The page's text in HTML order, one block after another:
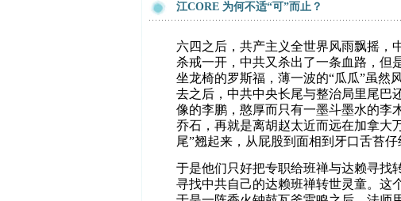
江CORE 为何不适“可”而止？
六四之后，共产主义全世界风雨飘摇，
杀戒一开，中共又杀出了一条血路，但
坐龙椅的罗斯福，薄一波的“瓜瓜”虽然
去之后，中共中央长尾与整治局里尾巴
像的李鹏，憨厚而只有一墨斗墨水的李
乔石，再就是离胡赵太近而远在加拿大
尾”翘起来，从屁股到面相到牙口舌苔
于是他们只好把专职给班禅与达赖寻找
寻找中共自己的达赖班禅转世灵童。这